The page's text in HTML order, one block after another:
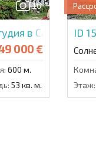
10
в Санни Вью
000 €
600 м.
53 кв. м.
ID
Этаж: